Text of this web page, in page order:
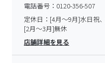
電話番号： 0120-356-507
定休日： [4月～9月]水日祝
[2月～3月]無休
店舗詳細を見る